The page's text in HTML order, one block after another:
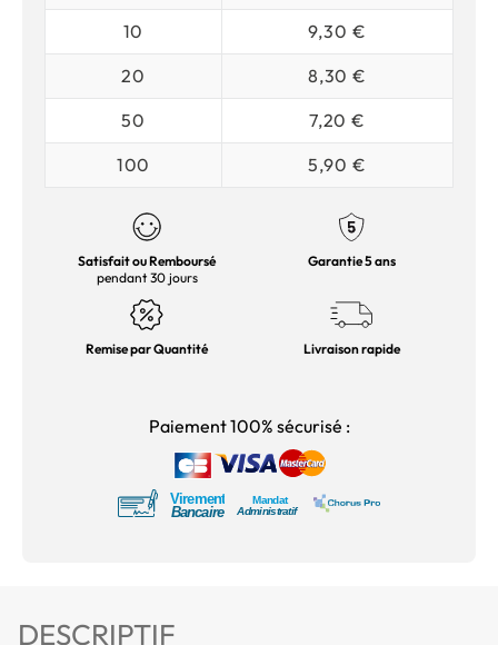
10
9,30 €
20
8,30 €
50
7,20 €
100
5,90 €
Satisfait ou Remboursé
pendant 30 jours
Garantie 5 ans
Remise par Quantité Livraison rapide
Paiement 100% sécurisé :
DESCRIPTIF